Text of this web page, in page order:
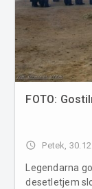
FOTO:
access_time Petek,
Legendarna
desetletjem